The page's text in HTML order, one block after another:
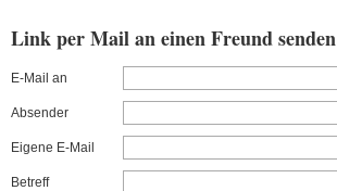
Link per Mail an einen Freund senden
E-Mail an
Absender
Eigene E-Mail
Betreff